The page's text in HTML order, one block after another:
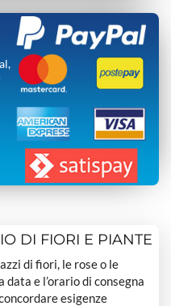
DI FIORI E PIANTE
di fiori, le rose o le
e l’orario di consegna
esigenze